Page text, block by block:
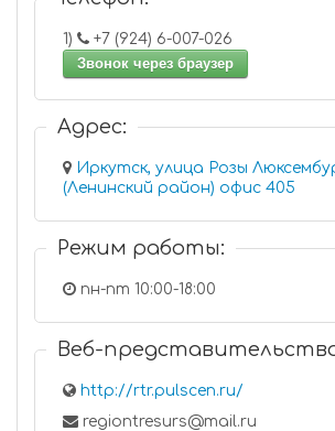
1)
+7 (924) 6-007-026
Звонок через браузер
Адрес:
Иркутск, улица Розы
(Ленинский район) офис 405
Режим работы:
пн-пт 10:00-18:00
Веб-
http://rtr.pulscen.ru/
regiontresurs@mail.ru